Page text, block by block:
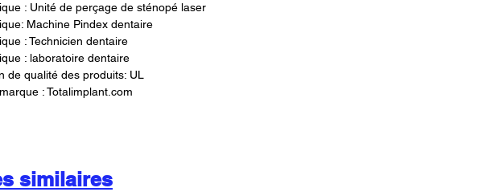
: Unité de perçage de sténopé laser
Machine Pindex dentaire
: Technicien dentaire
: laboratoire dentaire
de qualité des produits: UL
: Totalimplant.com
similaires